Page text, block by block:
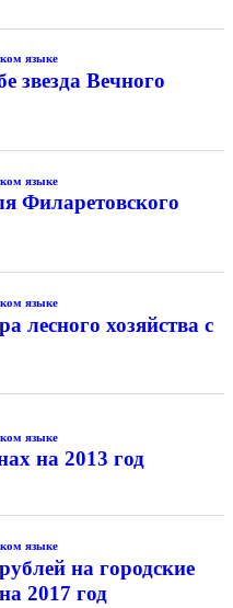
языке
звезда Вечного
языке
Филаретовского
языке
лесного хозяйства с
языке
на 2013 год
языке
на городские
2017 год